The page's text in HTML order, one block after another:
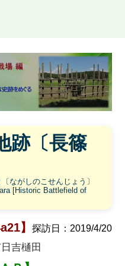
跡〔長篠
ながしのこせんじょう〕
[Historic Battlefield of
】 探訪日： 2019/4/20
吉樋田